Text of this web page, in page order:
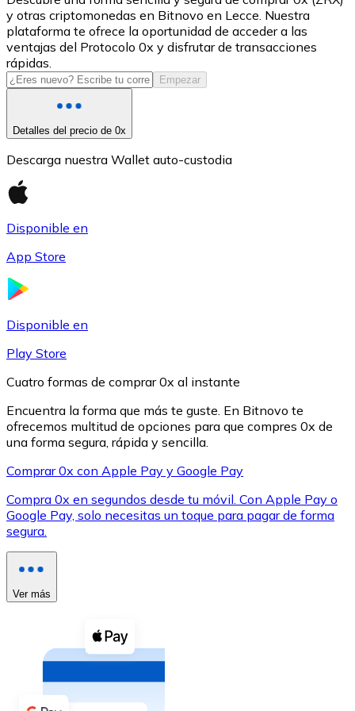
USDC
Litecoin
LTC
Ver todo
Compra criptomonedas con efectivo en tu tienda más
Comprar con efectivo
Transferencia SEPA
Añade fondos a tu cuenta Bitnovo o realiza compras
y otras criptomonedas en Bitnovo en Lecce. Nuestra
plataforma te ofrece la oportunidad de acceder a las
ventajas del Protocolo 0x y disfrutar de transacciones
rápidas.
Empezar
Detalles del precio de 0x
Descarga nuestra Wallet auto-custodia
Disponible en
App Store
Disponible en
Play Store
Cuatro formas de comprar 0x al instante
Encuentra la forma que más te guste. En Bitnovo te
ofrecemos multitud de opciones para que compres 0x de
una forma segura, rápida y sencilla.
Comprar 0x con Apple Pay y Google Pay
Compra 0x en segundos desde tu móvil. Con Apple Pay o
Google Pay, solo necesitas un toque para pagar de forma
segura.
Ver más